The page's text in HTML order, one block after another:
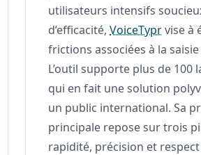
utilisateurs intensifs
d’efficacité,VoiceTyprvise à
frictions associées à la
L’outil supporte plus de 100
qui en fait une solution
un public international. Sa
principale repose sur trois
rapidité, précision et respect